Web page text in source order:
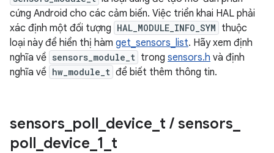
cứng Android cho các cảm biến. Việc triển khai HAL phải
xác định một đối tượng HAL_MODULE_INFO_SYM thuộc
loại này để hiển thị hàm get_sensors_list. Hãy xem định
nghĩa về sensors_module_t trong sensors.h và định
nghĩa về hw_module_t để biết thêm thông tin.
sensors poll device t / sensors
poll device 1 t